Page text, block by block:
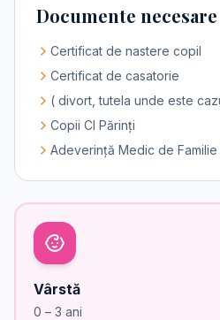
Documente necesare
Certificat de nastere copil
Certificat de casatorie
( divort, tutela unde este
Copii CI Părinți
Adeverință Medic de
Vârstă
0 – 3 ani